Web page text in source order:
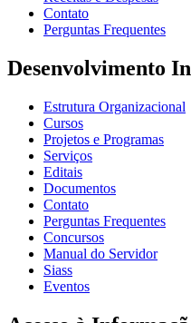
Contato
Perguntas Frequentes
Desenvolvimento
Estrutura Organizacional
Cursos
Projetos e Programas
Serviços
Editais
Documentos
Contato
Perguntas Frequentes
Concursos
Manual do Servidor
Siass
Eventos